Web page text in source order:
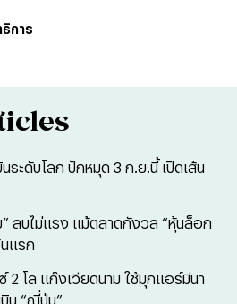
การ
ระดับโลก ปักหมุด 3 ก.ย.นี้ เปิดเส้น
” ลบไม่แรง แม้ตลาดกังวล “หุ้นล็อก
แรก
2 โล แก๊งเวียดนาม ใช้มุกแอร์มีนา
น “ญี่ปุ่น”